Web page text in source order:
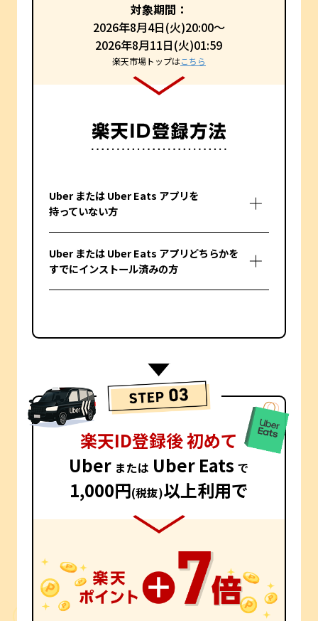
対象期間：
2026年8月4日(火)20:00～
2026年8月11日(火)01:59
楽天市場トップはこちら
Uber または Uber Eats アプリを
持っていない方
Uber または Uber Eats アプリどちらかを
すでにインストール済みの方
楽天ID登録後 初めて
Uber または Uber Eats で
1,000円(税抜)以上利用で